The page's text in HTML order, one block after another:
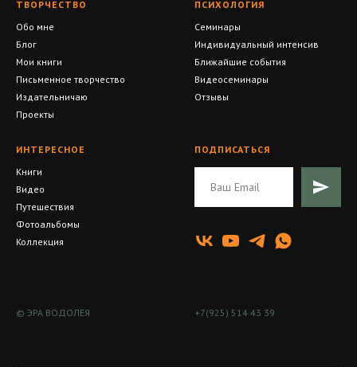
ТВОРЧЕСТВО
Обо мне
Блог
Мои книги
Письменное творчество
Издательничаю
Проекты
ПСИХОЛОГИЯ
Семинары
Индивидуальный интенсив
Ближайшие события
Видеосеминары
Отзывы
ИНТЕРЕСНОЕ
Книги
Видео
Путешествия
Фотоальбомы
Коллекция
ПОДПИСАТЬСЯ
© ЭРА ВОДОЛЕЯ +7(925) 514 43 39